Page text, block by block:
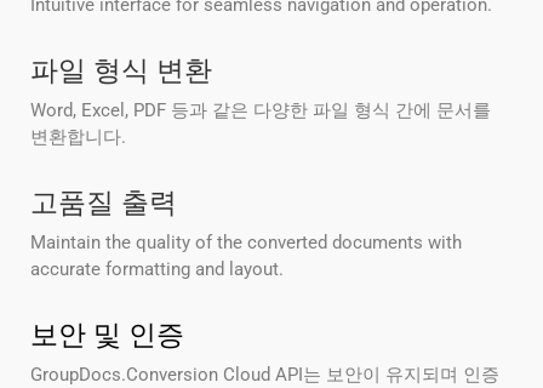
Intuitive interface for seamless navigation and operation.
파일 형식 변환
Word, Excel, PDF 등과 같은 다양한 파일 형식 간에 문서를
변환합니다.
고품질 출력
Maintain the quality of the converted documents with
accurate formatting and layout.
보안 및 인증
GroupDocs.Conversion Cloud API는 보안이 유지되며 인증